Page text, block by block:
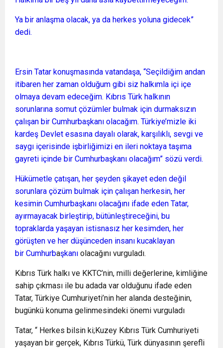
Ya bir anlaşma olacak, ya da herkes yoluna gidecek”
dedi.
Ersin Tatar konuşmasında vatandaşa, “Seçildiğim andan
itibaren her zaman olduğum gibi siz halkımla içi içe
olmaya devam edeceğim. Kıbrıs Türk halkının
sorunlarına somut çözümler bulmak için durmaksızın
çalışan bir Cumhurbaşkanı olacağım. Türkiye’mizle iki
kardeş Devlet esasına dayalı olarak, karşılıklı, sevgi ve
saygı içerisinde işbirliğimizi en ileri noktaya taşıma
gayreti içinde bir Cumhurbaşkanı olacağım” sözü verdi.
Hükümetle çatışan, her şeyden şikayet eden değil
sorunlara çözüm bulmak için çalışan herkesin, her
kesimin Cumhurbaşkanı olacağını ifade eden Tatar,
ayırmayacak birleştirip, bütünleştireceğini, bu
topraklarda yaşayan istisnasız her kesimden, her
görüşten ve her düşünceden insanı kucaklayan
bir Cumhurbaşkanı olacağını vurguladı.
Kıbrıs Türk halkı ve KKTC’nin, milli değerlerine, kimliğine
sahip çıkması ile bu adada var olduğunu ifade eden
Tatar, Türkiye Cumhuriyeti’nin her alanda desteğinin,
bugünkü konuma gelinmesindeki önemi vurguladı
Tatar, “ Herkes bilsin ki;Kuzey Kıbrıs Türk Cumhuriyeti
yaşayan bir gerçek, Kıbrıs Türkü, Türk dünyasının şerefli